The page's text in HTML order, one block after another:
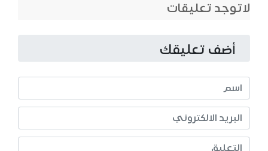
لاتوجد تعليقات
أضف تعليقك